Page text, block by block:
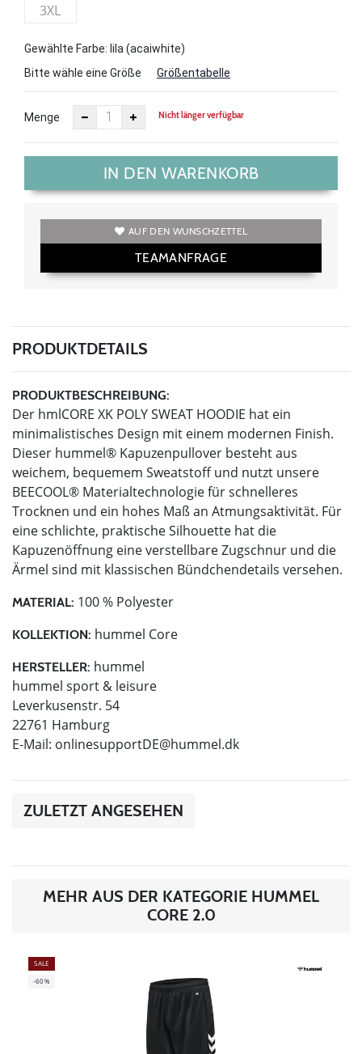
3XL
Gewählte Farbe: lila (acaiwhite)
Bitte wähle eine Größe
Größentabelle
Menge Nicht länger verfügbar
IN DEN WARENKORB
AUF DEN WUNSCHZETTEL
TEAMANFRAGE
PRODUKTDETAILS
PRODUKTBESCHREIBUNG:
Der hmlCORE XK POLY SWEAT HOODIE hat ein
minimalistisches Design mit einem modernen Finish.
Dieser hummel® Kapuzenpullover besteht aus
weichem, bequemem Sweatstoff und nutzt unsere
BEECOOL® Materialtechnologie für schnelleres
Trocknen und ein hohes Maß an Atmungsaktivität. Für
eine schlichte, praktische Silhouette hat die
Kapuzenöffnung eine verstellbare Zugschnur und die
Ärmel sind mit klassischen Bündchendetails versehen.
MATERIAL: 100 % Polyester
KOLLEKTION: hummel Core
HERSTELLER: hummel
hummel sport & leisure
Leverkusenstr. 54
22761 Hamburg
E-Mail: onlinesupportDE@hummel.dk
ZULETZT ANGESEHEN
MEHR AUS DER KATEGORIE HUMMEL
CORE 2.0
SALE
-60%